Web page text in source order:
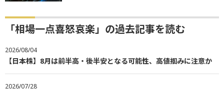
「相場一点喜怒哀楽」の過去記事を読む
2026/08/04
【日本株】8月は前半高・後半安となる可能性、高値掴みに注意か
2026/07/28